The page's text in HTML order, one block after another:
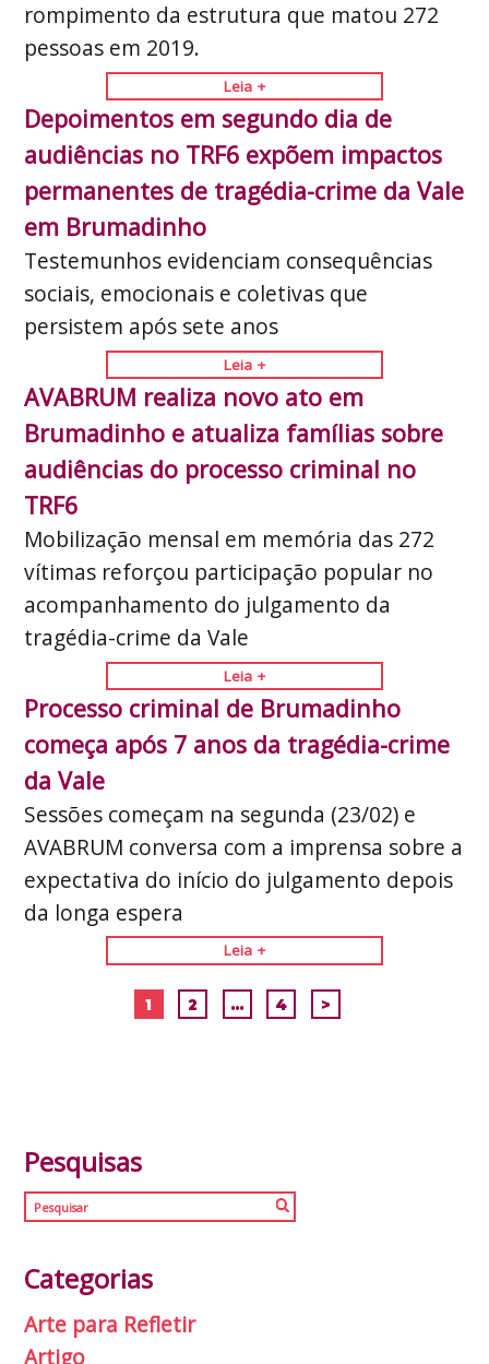
rompimento da estrutura que matou 272
pessoas em 2019.
Leia +
Depoimentos em segundo dia de
audiências no TRF6 expõem impactos
permanentes de tragédia-crime da Vale
em Brumadinho
Testemunhos evidenciam consequências
sociais, emocionais e coletivas que
persistem após sete anos
Leia +
AVABRUM realiza novo ato em
Brumadinho e atualiza famílias sobre
audiências do processo criminal no
TRF6
Mobilização mensal em memória das 272
vítimas reforçou participação popular no
acompanhamento do julgamento da
tragédia-crime da Vale
Leia +
Processo criminal de Brumadinho
começa após 7 anos da tragédia-crime
da Vale
Sessões começam na segunda (23/02) e
AVABRUM conversa com a imprensa sobre a
expectativa do início do julgamento depois
da longa espera
Leia +
1 2 … 4 >
Pesquisas
Categorias
Arte para Refletir
Artigo